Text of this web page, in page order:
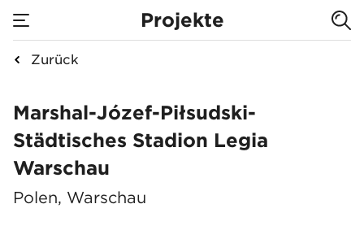
Projekte
Zurück
Marshal-Józef-
Marshal-Józef-Piłsudski-
Städtisches Stadion Legia
Warschau
Polen, Warschau